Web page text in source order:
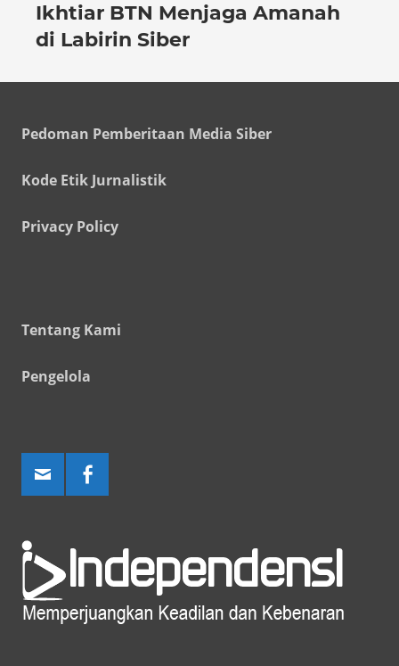
Ikhtiar BTN Menjaga Amanah
di Labirin Siber
Pedoman Pemberitaan Media Siber
Kode Etik Jurnalistik
Privacy Policy
Tentang Kami
Pengelola